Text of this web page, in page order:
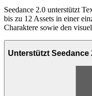
Seedance 2.0 unterstützt
bis zu 12 Assets in einer
Charaktere sowie den
Unterstützt Seedance